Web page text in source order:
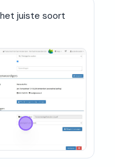
juiste soort